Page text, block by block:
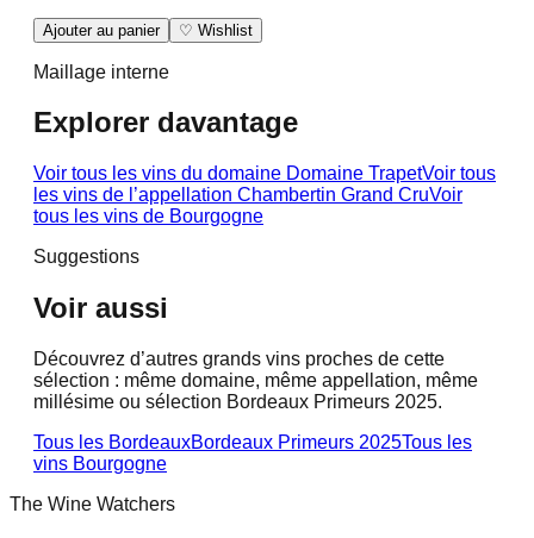
Ajouter au panier ♡ Wishlist
Maillage interne
Explorer davantage
Voir tous les vins du domaine Domaine TrapetVoir tous
les vins de l’appellation Chambertin Grand CruVoir
tous les vins de Bourgogne
Suggestions
Voir aussi
Découvrez d’autres grands vins proches de cette
sélection : même domaine, même appellation, même
millésime ou sélection Bordeaux Primeurs 2025.
Tous les BordeauxBordeaux Primeurs 2025Tous les
vins Bourgogne
The Wine Watchers